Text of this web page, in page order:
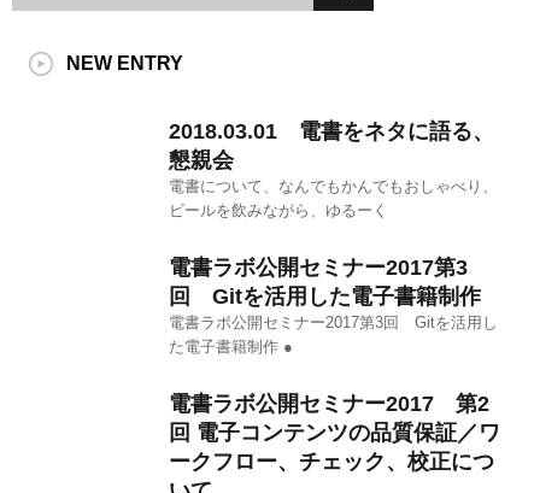
NEW ENTRY
2018.03.01 電書をネタに語る、
懇親会
電書について、なんでもかんでもおしゃべり、
ビールを飲みながら、ゆるーく
電書ラボ公開セミナー2017第3
回 Gitを活用した電子書籍制作
電書ラボ公開セミナー2017第3回 Gitを活用し
た電子書籍制作 ●
電書ラボ公開セミナー2017 第2
回 電子コンテンツの品質保証／ワ
ークフロー、チェック、校正につ